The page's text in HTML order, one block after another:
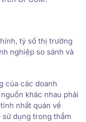
tỷ số thị trường
nghiệp so sánh và
của các doanh
khác nhau phải
nhất quán về
dụng trong thẩm